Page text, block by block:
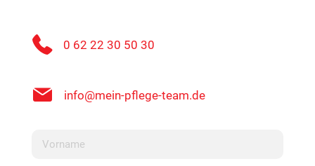
0 62 22 30 50 30
info@mein-pflege-team.de